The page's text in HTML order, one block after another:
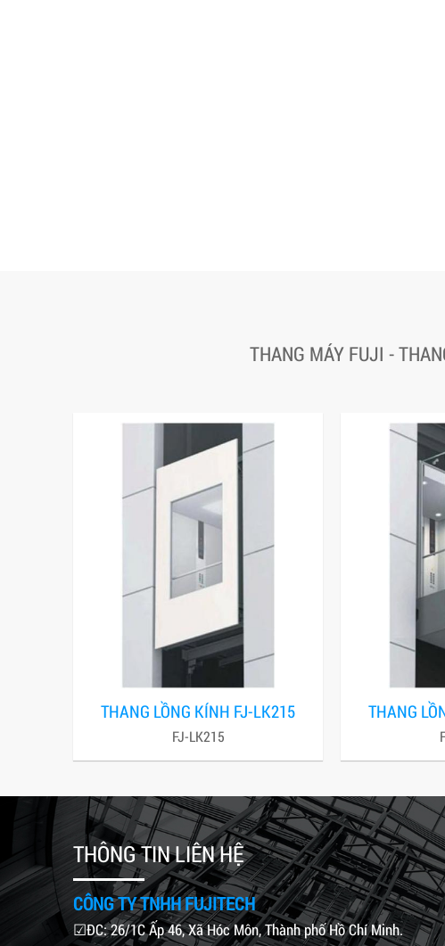
THANG MÁY FUJI -
THANG LỒNG KÍNH FJ-LK215
FJ-LK215
THANG
THÔNG TIN LIÊN HỆ
CÔNG TY TNHH FUJITECH
☑ĐC: 26/1C Ấp 46, Xã Hóc Môn, Thành phố Hồ Chí Minh.